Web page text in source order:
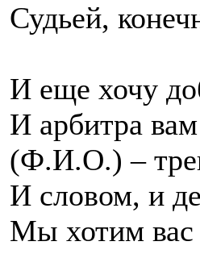
Судьей,
И еще хочу
И арбитра
(Ф.И.О.) –
И словом, и
Мы хотим вас